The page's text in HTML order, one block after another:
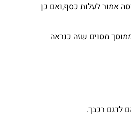
גרסה אמור לעלות כסף,ואם כן
מסוים שזה כנראה